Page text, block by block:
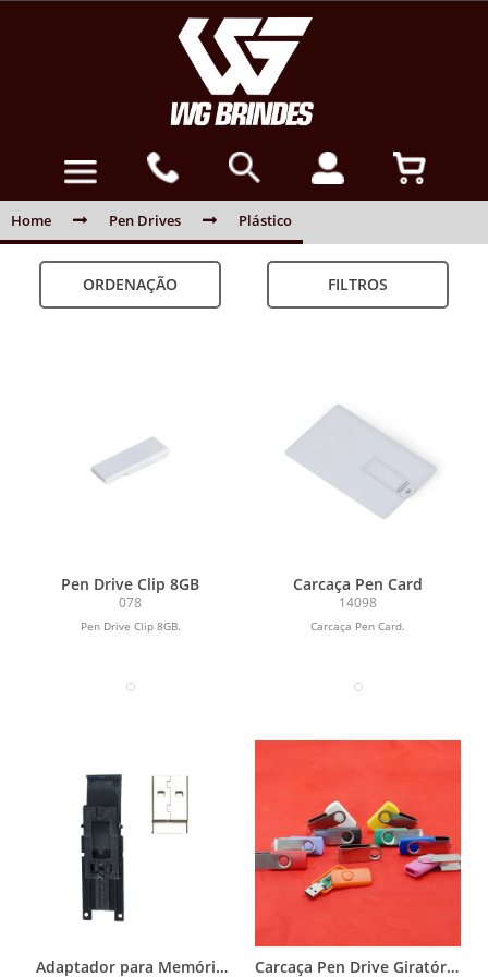
Home Pen Drives Plástico
ORDENAÇÃO FILTROS
Pen Drive Clip 8GB
078
Pen Drive Clip 8GB.
Carcaça Pen Card
14098
Carcaça Pen Card.
Adaptador para Memória
Carcaça Pen Drive Giratório